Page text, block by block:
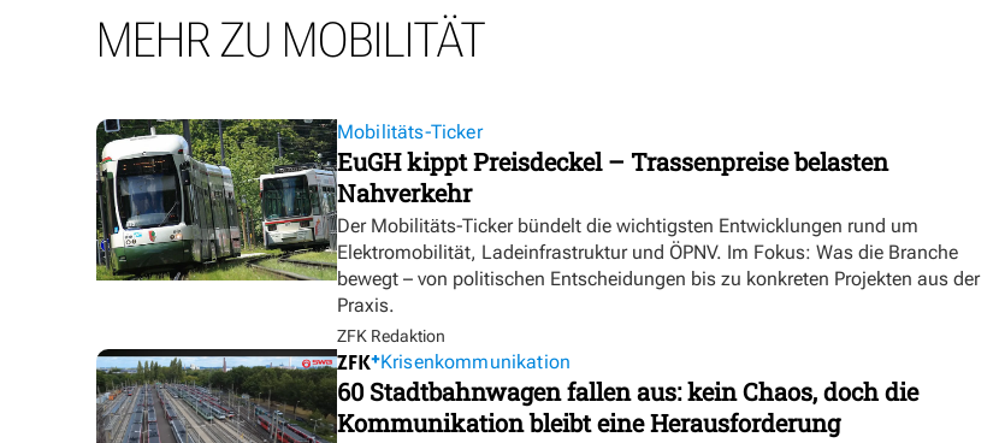
MEHR ZU MOBILITÄT
Mobilitäts-Ticker
EuGH kippt Preisdeckel – Trassenpreise belasten
Nahverkehr
Der Mobilitäts-Ticker bündelt die wichtigsten Entwicklungen rund um
Elektromobilität, Ladeinfrastruktur und ÖPNV. Im Fokus: Was die Branche
bewegt – von politischen Entscheidungen bis zu konkreten Projekten aus der
Praxis.
ZFK Redaktion
Krisenkommunikation
60 Stadtbahnwagen fallen aus: kein Chaos, doch die
Kommunikation bleibt eine Herausforderung